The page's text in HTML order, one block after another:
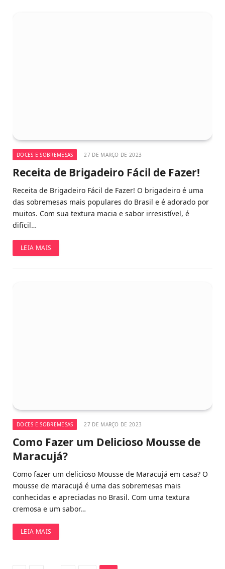
DOCES E SOBREMESAS 27 DE MARÇO DE 2023
Receita de Brigadeiro Fácil de Fazer!
Receita de Brigadeiro Fácil de Fazer! O brigadeiro é uma
das sobremesas mais populares do Brasil e é adorado por
muitos. Com sua textura macia e sabor irresistível, é
difícil…
LEIA MAIS
DOCES E SOBREMESAS 27 DE MARÇO DE 2023
Como Fazer um Delicioso Mousse de
Maracujá?
Como fazer um delicioso Mousse de Maracujá em casa? O
mousse de maracujá é uma das sobremesas mais
conhecidas e apreciadas no Brasil. Com uma textura
cremosa e um sabor…
LEIA MAIS